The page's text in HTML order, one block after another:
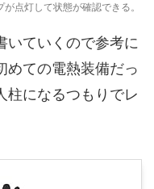
点灯して状態が確認できる。
いていくので参考に
めての電熱装備だっ
柱になるつもりでレ